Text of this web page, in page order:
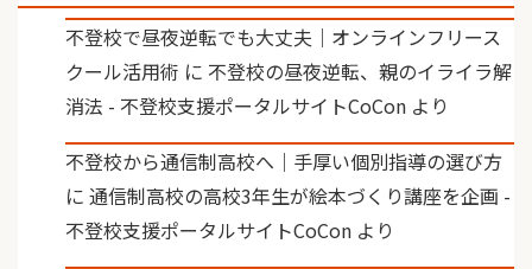
不登校で昼夜逆転でも大丈夫｜オンラインフリース
クール活用術 に 不登校の昼夜逆転、親のイライラ解
消法 - 不登校支援ポータルサイトCoCon より
不登校から通信制高校へ｜手厚い個別指導の選び方
に 通信制高校の高校3年生が絵本づくり講座を企画 -
不登校支援ポータルサイトCoCon より